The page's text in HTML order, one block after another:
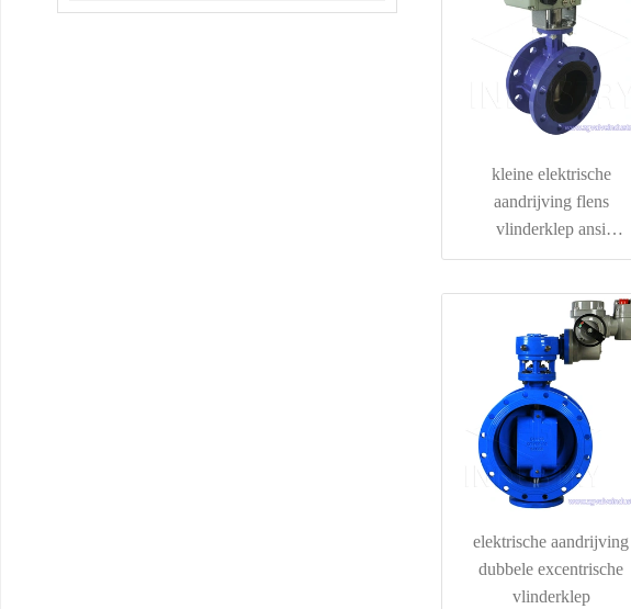
kleine elektrische
aandrijving flens
vlinderklep ansi
cl150/din/bs/jis 10k
elektrische aandrijving
dubbele excentrische
vlinderklep